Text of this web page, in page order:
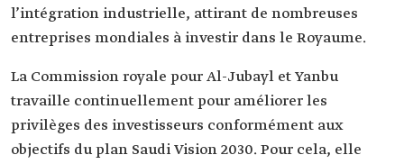
l’intégration industrielle, attirant de nombreuses
entreprises mondiales à investir dans le Royaume.
La Commission royale pour Al-Jubayl et Yanbu
travaille continuellement pour améliorer les
privilèges des investisseurs conformément aux
objectifs du plan Saudi Vision 2030. Pour cela, elle